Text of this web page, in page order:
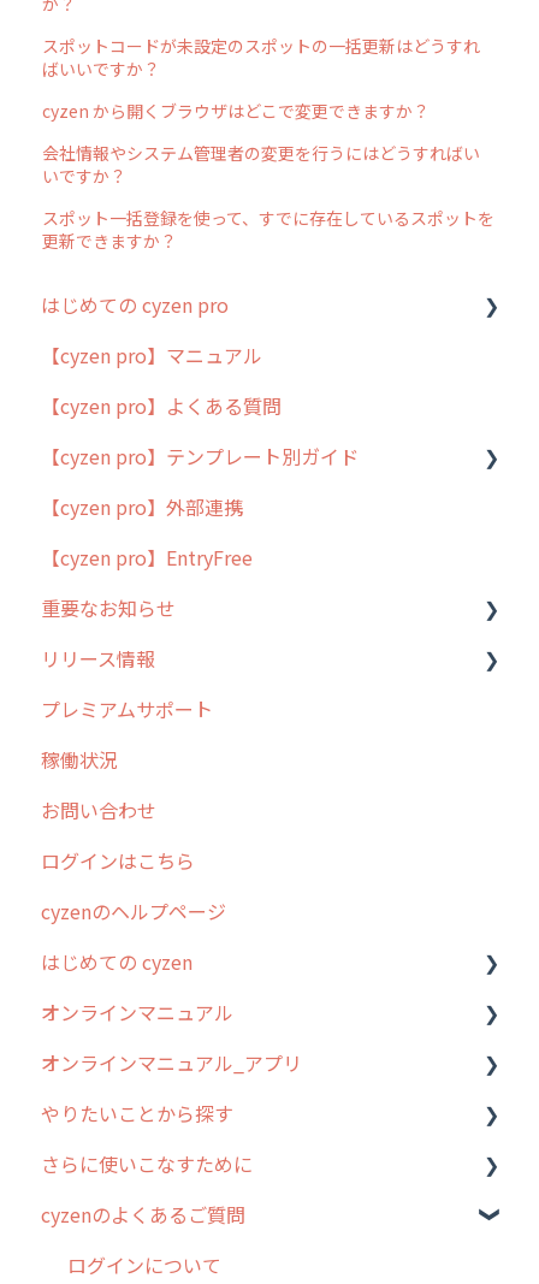
スポットコードが未設定のスポットの一括更新はどうすれ
ばいいですか？
cyzen から開くブラウザはどこで変更できますか？
会社情報やシステム管理者の変更を行うにはどうすればい
いですか？
スポット一括登録を使って、すでに存在しているスポットを
更新できますか？
はじめての cyzen pro
cyzen pro とは？
簡易マニュアル
cyzen proの位置情報取得について
用語集
よくある質問
【cyzen pro】マニュアル
【cyzen pro】よくある質問
【cyzen pro】テンプレート別ガイド
ポスティング
ラウンダー
メンテナンス
外廻り営業
清掃
不動産
【cyzen pro】外部連携
【cyzen pro】EntryFree
重要なお知らせ
過去の重要なお知らせ
障害情報
リリース情報
リリース
2026年のリリース情報
2025年のリリース情報
2024年のリリース情報
2023年のリリース情報
過去のリリース
2019年までのリリース情報
お客様の声を実現しました
プレミアムサポート
稼働状況
お問い合わせ
ログインはこちら
cyzenのヘルプページ
はじめての cyzen
0. はじめてのcyzenの使い方
1. cyzenについて知ろう
2. 主要機能の概要
3. cyzenの位置情報取得について
4. cyzen利用前の準備：システム管理者編
5. 基本的な使い方：システム管理者編
オンラインマニュアル
管理サイトの使い始め
ユーザー・グループ管理
行動管理
予定管理
スポット
オンラインマニュアル_アプリ
アプリの使い始め
ホーム画面
スポット
報告閲覧
やりたいことから探す
行動管理
勤怠管理
予定管理
さらに使いこなすために
はじめに
スポット・ステータス関連オプション
cyzenのよくあるご質問
ログインについて